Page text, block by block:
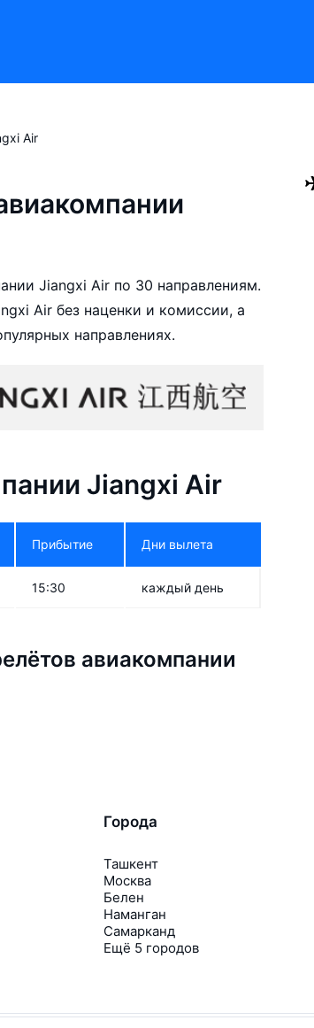
Air
Jiangxi Air по 30 направлениям.
Air без наценки и комиссии, а
направлениях.
Jiangxi Air
Прибытие Дни вылета
15:30 каждый день
авиакомпании
Города
Ташкент
Москва
Белен
Наманган
Самарканд
Ещё 5 городов